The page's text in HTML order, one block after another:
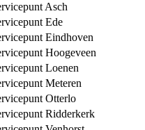
Asch
Ede
Eindhoven
Hoogeveen
Loenen
Meteren
Otterlo
Ridderkerk